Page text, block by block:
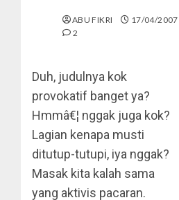
ABU FIKRI
17/04/2007
2
Duh, judulnya kok
provokatif banget ya?
Hmmâ€¦ nggak juga kok?
Lagian kenapa musti
ditutup-tutupi, iya nggak?
Masak kita kalah sama
yang aktivis pacaran.